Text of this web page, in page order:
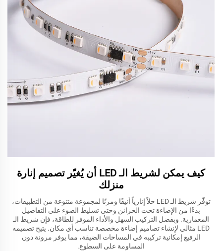
كيف يمكن لشريط الـ LED أن يُغيّر تصميم إنارة
منزلك
توفّر شريط الـ LED حلاً إنارياً أنيقًا ومرنًا لمجموعة متنوعة من التطبيقات،
بدءًا من الإضاءة تحت الخزائن وحتى تسليط الضوء على التفاصيل
المعمارية. وبفضل التركيب السهل والأداء الموفر للطاقة، فإن شريط الـ
LED مثالي لإنشاء تصاميم إضاءة مخصصة تناسب أي مكان. يتيح تصميمه
الرفيع إمكانية تركيبه في المساحات الضيقة، مما يوفر مرونة دون
المساومة على السطوع.